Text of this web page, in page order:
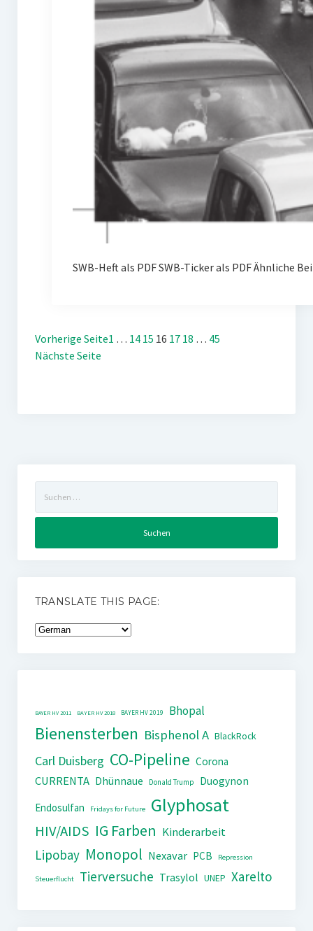
SWB-Heft als PDF SWB-Ticker als PDF Ähnliche
Vorherige Seite1 … 14 15 16 17 18 … 45
Nächste Seite
nach:
TRANSLATE THIS PAGE:
BAYER HV 2011 BAYER HV 2018 BAYER HV 2019 Bhopal
Bienensterben Bisphenol A BlackRock
Carl Duisberg CO-Pipeline Corona
CURRENTA Dhünnaue Donald Trump
Duogynon
Endosulfan
Fridays for Future Glyphosat
HIV/AIDS IG Farben Kinderarbeit
Lipobay Monopol Nexavar PCB Repression
Steuerflucht Tierversuche Trasylol UNEP Xarelto